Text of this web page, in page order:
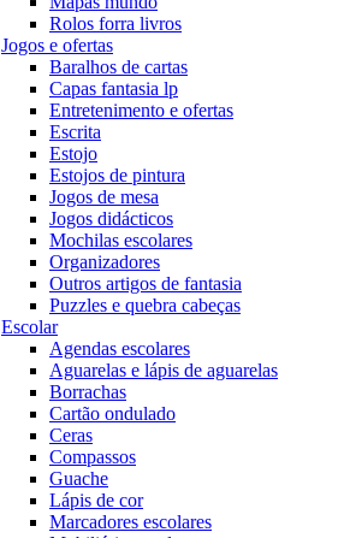
Rolos forra livros
Jogos e ofertas
Baralhos de cartas
Capas fantasia lp
Entretenimento e ofertas
Escrita
Estojo
Estojos de pintura
Jogos de mesa
Jogos didácticos
Mochilas escolares
Organizadores
Outros artigos de fantasia
Puzzles e quebra cabeças
Escolar
Agendas escolares
Aguarelas e lápis de aguarelas
Borrachas
Cartão ondulado
Ceras
Compassos
Guache
Lápis de cor
Marcadores escolares